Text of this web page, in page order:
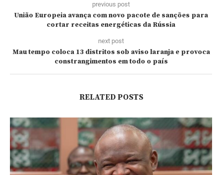
previous post
União Europeia avança com novo pacote de sanções para
cortar receitas energéticas da Rússia
next post
Mau tempo coloca 13 distritos sob aviso laranja e provoca
constrangimentos em todo o país
RELATED POSTS